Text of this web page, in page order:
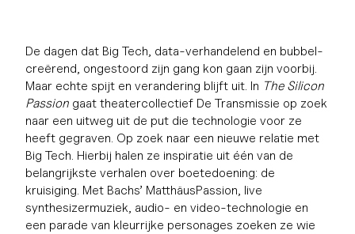
De dagen dat Big Tech, data-verhandelend en bubbel-
creërend, ongestoord zijn gang kon gaan zijn voorbij.
Maar echte spijt en verandering blijft uit. In The Silicon
Passion gaat theatercollectief De Transmissie op zoek
naar een uitweg uit de put die technologie voor ze
heeft gegraven. Op zoek naar een nieuwe relatie met
Big Tech. Hierbij halen ze inspiratie uit één van de
belangrijkste verhalen over boetedoening: de
kruisiging. Met Bachs’ MatthäusPassion, live
synthesizermuziek, audio- en video-technologie en
een parade van kleurrijke personages zoeken ze wie